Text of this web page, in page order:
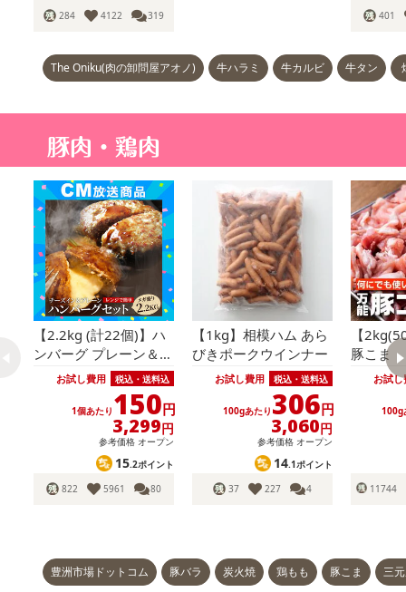
284
4122 319 401
The Oniku(肉の卸問屋アオノ) 牛ハラミ 牛カルビ 牛タン
【2.2kg (計22個)】ハ
ンバーグ プレーン＆チ
ーズイン2種食べ比べ
お試し費用 税込・送料込
1個あたり 150円
3,299円
参考価格 オープン
15.2ポイント
822
5961 80
【1kg】相模ハム あら
びきポークウインナー
お試し費用 税込・送料込
100gあたり 306円
3,060円
参考価格 オープン
14.1ポイント
37
227 4
【
豚こま
お試し
100g
11744
豊洲市場ドットコム 豚バラ 炭火焼 鶏もも 豚こま 三